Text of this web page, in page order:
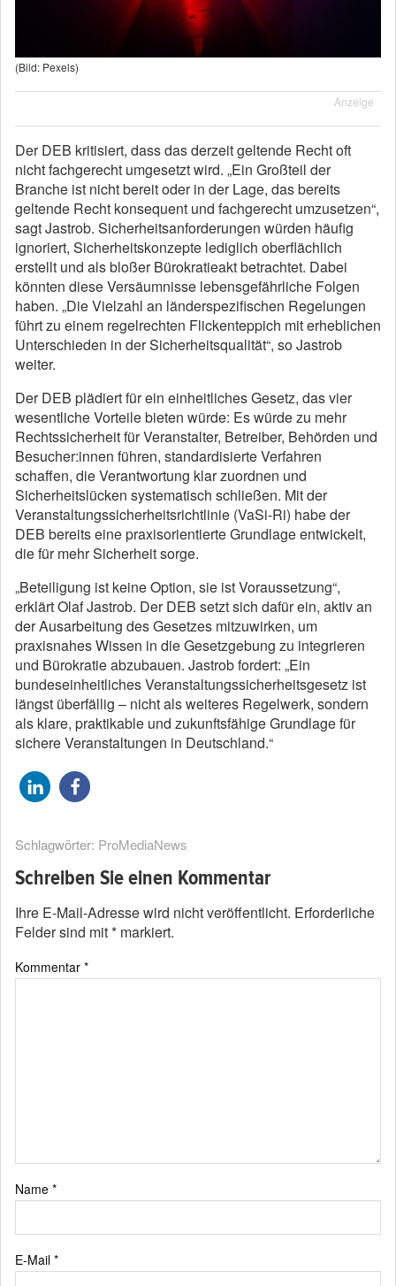
(Bild: Pexels)
Anzeige
Der DEB kritisiert, dass das derzeit geltende Recht oft
nicht fachgerecht umgesetzt wird. „Ein Großteil der
Branche ist nicht bereit oder in der Lage, das bereits
geltende Recht konsequent und fachgerecht umzusetzen“,
sagt Jastrob. Sicherheitsanforderungen würden häufig
ignoriert, Sicherheitskonzepte lediglich oberflächlich
erstellt und als bloßer Bürokratieakt betrachtet. Dabei
könnten diese Versäumnisse lebensgefährliche Folgen
haben. „Die Vielzahl an länderspezifischen Regelungen
führt zu einem regelrechten Flickenteppich mit erheblichen
Unterschieden in der Sicherheitsqualität“, so Jastrob
weiter.
Der DEB plädiert für ein einheitliches Gesetz, das vier
wesentliche Vorteile bieten würde: Es würde zu mehr
Rechtssicherheit für Veranstalter, Betreiber, Behörden und
Besucher:innen führen, standardisierte Verfahren
schaffen, die Verantwortung klar zuordnen und
Sicherheitslücken systematisch schließen. Mit der
Veranstaltungssicherheitsrichtlinie (VaSi-Ri) habe der
DEB bereits eine praxisorientierte Grundlage entwickelt,
die für mehr Sicherheit sorge.
„Beteiligung ist keine Option, sie ist Voraussetzung“,
erklärt Olaf Jastrob. Der DEB setzt sich dafür ein, aktiv an
der Ausarbeitung des Gesetzes mitzuwirken, um
praxisnahes Wissen in die Gesetzgebung zu integrieren
und Bürokratie abzubauen. Jastrob fordert: „Ein
bundeseinheitliches Veranstaltungssicherheitsgesetz ist
längst überfällig – nicht als weiteres Regelwerk, sondern
als klare, praktikable und zukunftsfähige Grundlage für
sichere Veranstaltungen in Deutschland.“
Schlagwörter: ProMediaNews
Schreiben Sie einen Kommentar
Ihre E-Mail-Adresse wird nicht veröffentlicht. Erforderliche
Felder sind mit* markiert.
Kommentar *
Name *
E-Mail *